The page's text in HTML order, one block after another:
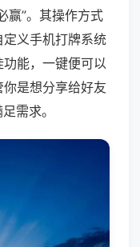
赢”。其操作方式
义手机打牌系统
能，一键便可以
是想分享给好友
需求。